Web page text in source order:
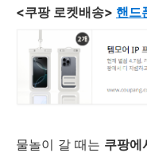
<쿠팡 로켓배송> 핸드
물놀이 갈 때는 쿠팡에